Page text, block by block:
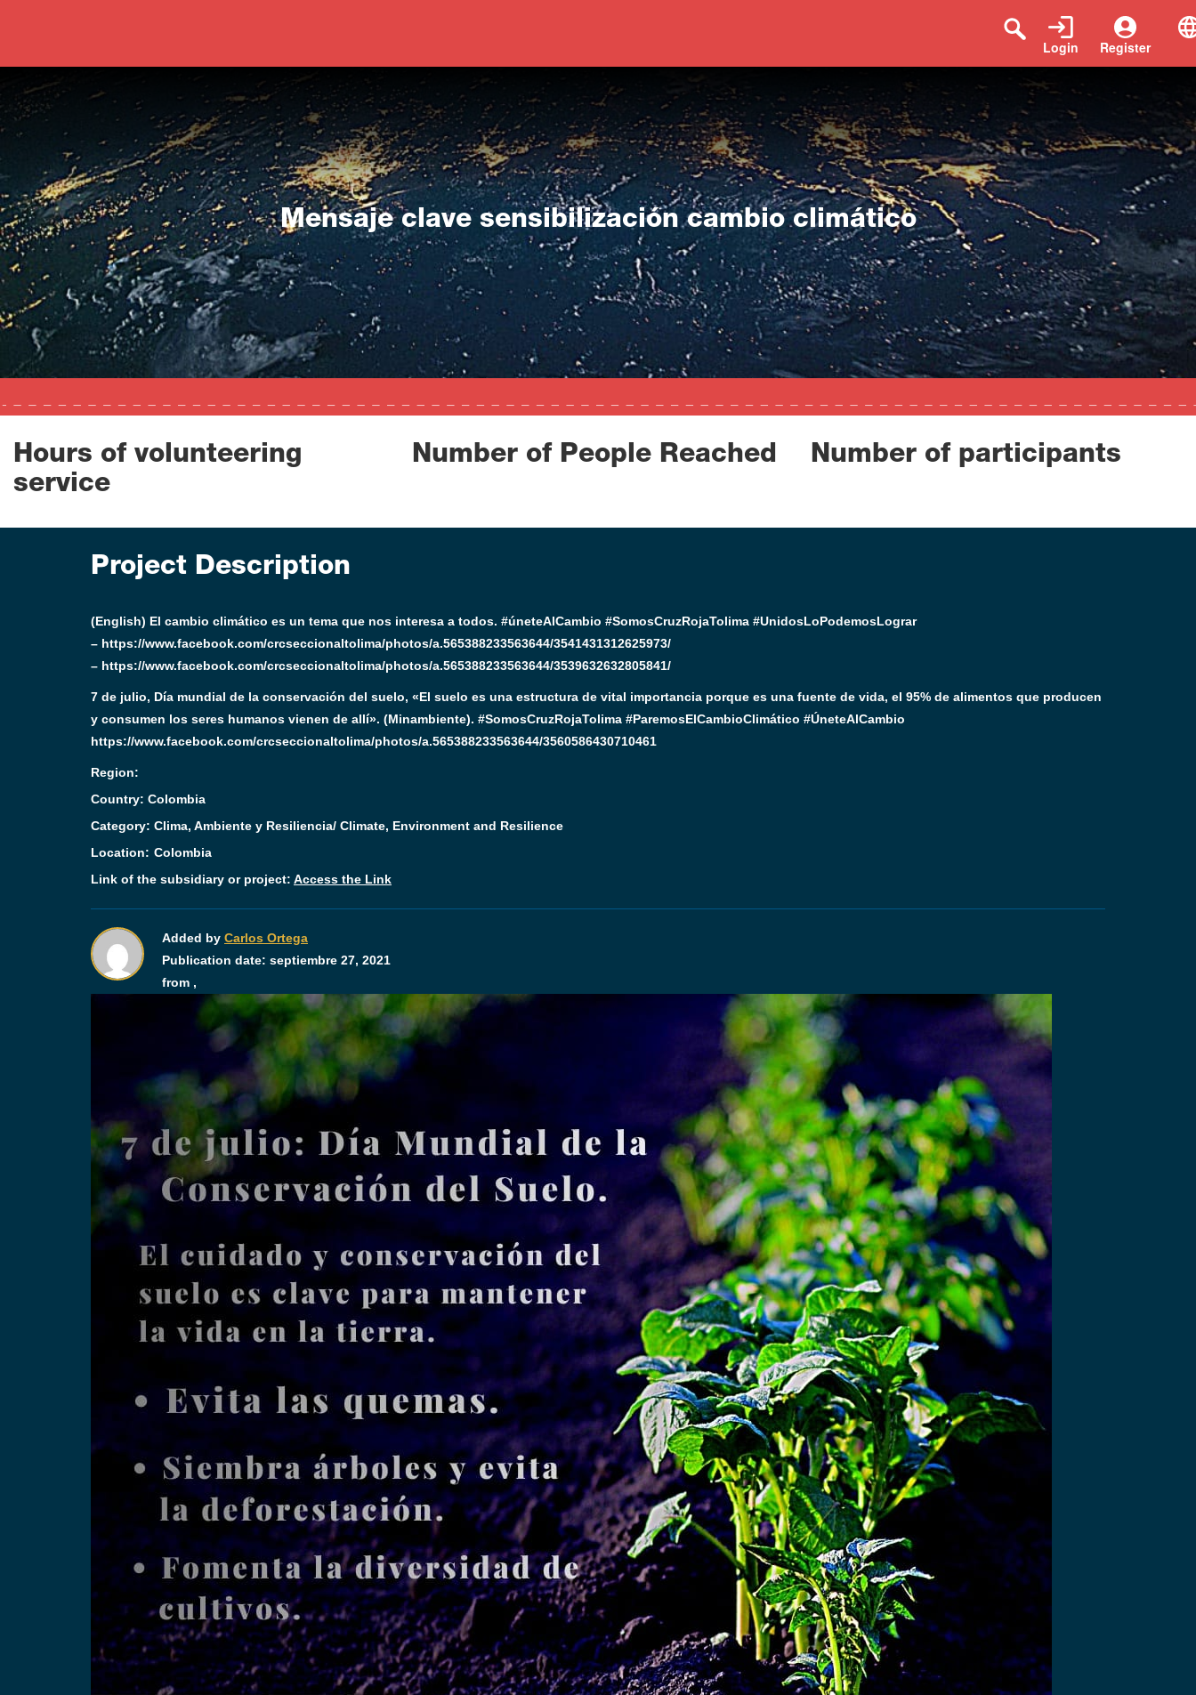
Register
Login
Mensaje clave sensibilización cambio climático
Hours of volunteering
service
Number of People Reached Number of participants
Project Description
(English) El cambio climático es un tema que nos interesa a todos. #úneteAlCambio #SomosCruzRojaTolima #UnidosLoPodemosLograr
– https://www.facebook.com/crcseccionaltolima/photos/a.565388233563644/3541431312625973/
– https://www.facebook.com/crcseccionaltolima/photos/a.565388233563644/3539632632805841/
7 de julio, Día mundial de la conservación del suelo, «El suelo es una estructura de vital importancia porque es una fuente de vida, el 95% de alimentos que producen
y consumen los seres humanos vienen de allí». (Minambiente). #SomosCruzRojaTolima #ParemosElCambioClimático #ÚneteAlCambio
https://www.facebook.com/crcseccionaltolima/photos/a.565388233563644/3560586430710461
Region:
Country: Colombia
Category: Clima, Ambiente y Resiliencia/ Climate, Environment and Resilience
Location: Colombia
Link of the subsidiary or project: Access the Link
Added by Carlos Ortega
Publication date: septiembre 27, 2021
from ,